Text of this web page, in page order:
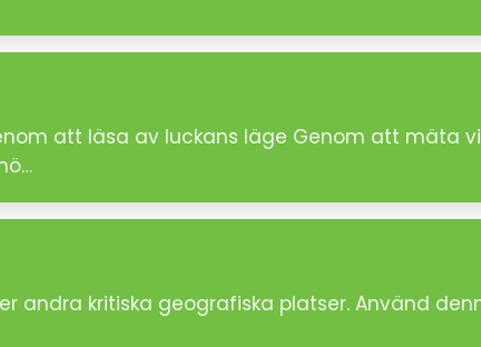
att läsa av luckans läge Genom att mäta
andra kritiska geografiska platser. Använd